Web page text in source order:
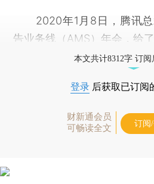
2020年1月8日，腾讯总
告业务线（AMS）年会，给
本文共计8312字 订
登录 后获取已订阅
财新通会员
可畅读全文
订阅